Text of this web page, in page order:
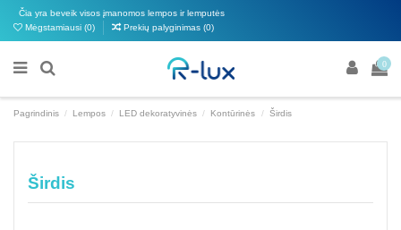
Čia yra beveik visos įmanomos lempos ir lemputės
Mėgstamiausi (0) Prekių palyginimas (0)
0
Pagrindinis Lempos LED dekoratyvinės Kontūrinės Širdis
Širdis